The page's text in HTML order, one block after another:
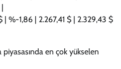
%-1,86 | 2.267,41 $ | 2.329,43 $
en çok yükselen